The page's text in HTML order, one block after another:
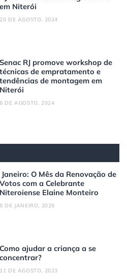
em Niterói
20 DE AGOSTO, 2024
Senac RJ promove workshop de
técnicas de empratamento e
tendências de montagem em
Niterói
6 DE AGOSTO, 2024
Janeiro: O Mês da Renovação de
Votos com a Celebrante
Niteroiense Elaine Monteiro
8 DE JANEIRO, 2025
Como ajudar a criança a se
concentrar?
11 DE AGOSTO, 2023